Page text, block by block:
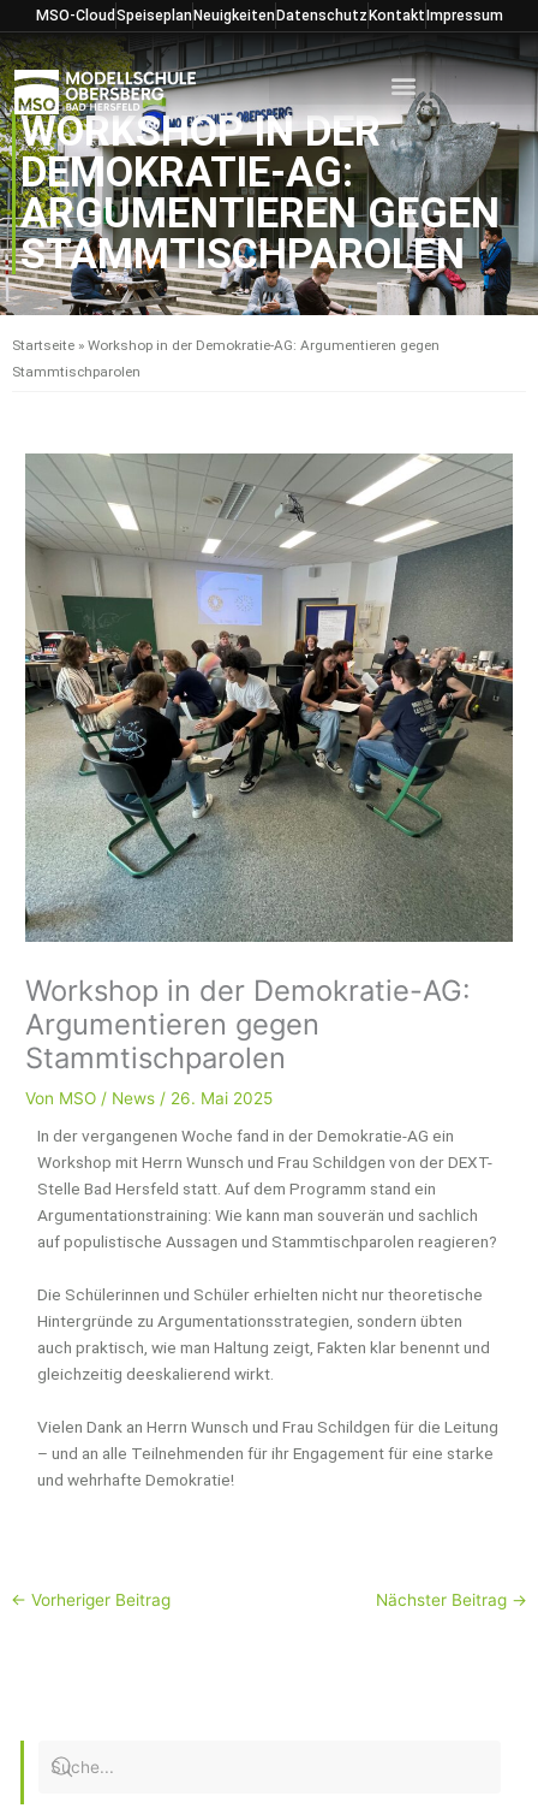
Inhalt
springen
MSO-Cloud Speiseplan Neuigkeiten Datenschutz Kontakt Impressum
WORKSHOP IN DER
DEMOKRATIE-AG:
ARGUMENTIEREN GEGEN
STAMMTISCHPAROLEN
Startseite » Workshop in der Demokratie-AG: Argumentieren gegen
Stammtischparolen
Workshop in der Demokratie-AG:
Argumentieren gegen
Stammtischparolen
Von MSO / News / 26. Mai 2025
In der vergangenen Woche fand in der Demokratie-AG ein
Workshop mit Herrn Wunsch und Frau Schildgen von der DEXT-
Stelle Bad Hersfeld statt. Auf dem Programm stand ein
Argumentationstraining: Wie kann man souverän und sachlich
auf populistische Aussagen und Stammtischparolen reagieren?
Die Schülerinnen und Schüler erhielten nicht nur theoretische
Hintergründe zu Argumentationsstrategien, sondern übten
auch praktisch, wie man Haltung zeigt, Fakten klar benennt und
gleichzeitig deeskalierend wirkt.
Vielen Dank an Herrn Wunsch und Frau Schildgen für die Leitung
– und an alle Teilnehmenden für ihr Engagement für eine starke
und wehrhafte Demokratie!
← Vorheriger Beitrag Nächster Beitrag →